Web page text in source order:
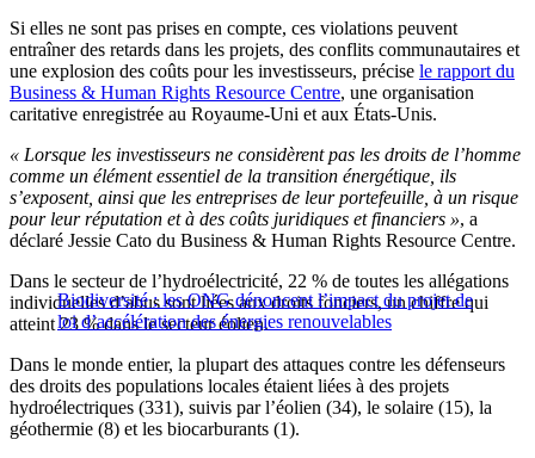
Si elles ne sont pas prises en compte, ces violations peuvent
entraîner des retards dans les projets, des conflits communautaires et
une explosion des coûts pour les investisseurs, précise le rapport du
Business & Human Rights Resource Centre, une organisation
caritative enregistrée au Royaume-Uni et aux États-Unis.
« Lorsque les investisseurs ne considèrent pas les droits de l’homme
comme un élément essentiel de la transition énergétique, ils
s’exposent, ainsi que les entreprises de leur portefeuille, à un risque
pour leur réputation et à des coûts juridiques et financiers », a
déclaré Jessie Cato du Business & Human Rights Resource Centre.
Biodiversité : les ONG dénoncent l’impact du projet de
loi d’accélération des énergies renouvelables
Dans le secteur de l’hydroélectricité, 22 % de toutes les allégations
individuelles d’abus sont liées aux droits fonciers, un chiffre qui
atteint 23 % dans le secteur éolien.
Dans le monde entier, la plupart des attaques contre les défenseurs
des droits des populations locales étaient liées à des projets
hydroélectriques (331), suivis par l’éolien (34), le solaire (15), la
géothermie (8) et les biocarburants (1).